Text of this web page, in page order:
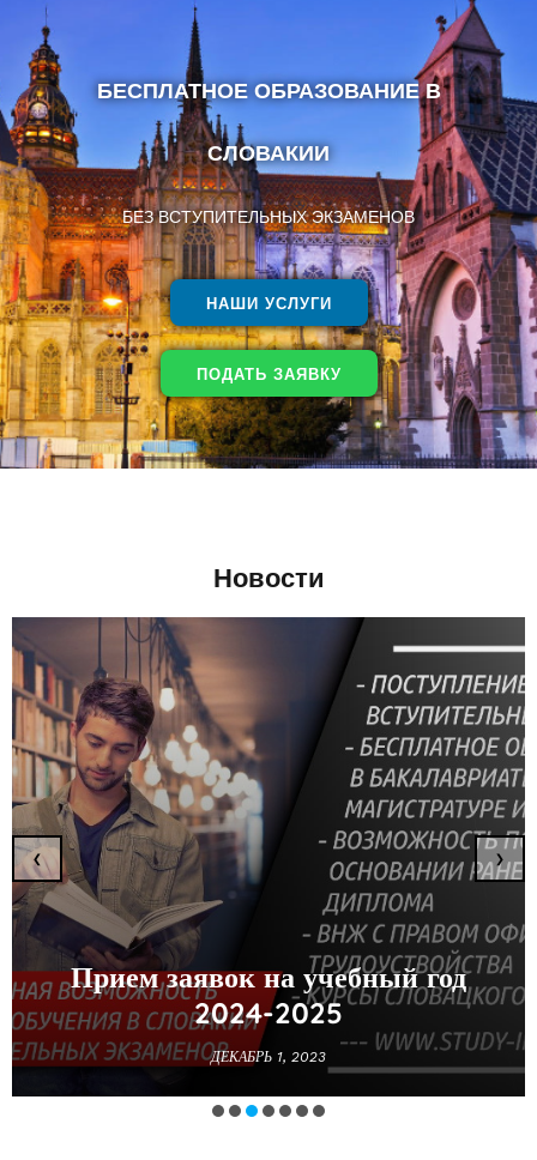
БЕСПЛАТНОЕ ОБРАЗОВАНИЕ В
СЛОВАКИИ
БЕЗ ВСТУПИТЕЛЬНЫХ ЭКЗАМЕНОВ
НАШИ УСЛУГИ
ПОДАТЬ ЗАЯВКУ
Новости
Прием заявок на учебный год
2024-2025
ДЕКАБРЬ 1, 2023
‹ ›